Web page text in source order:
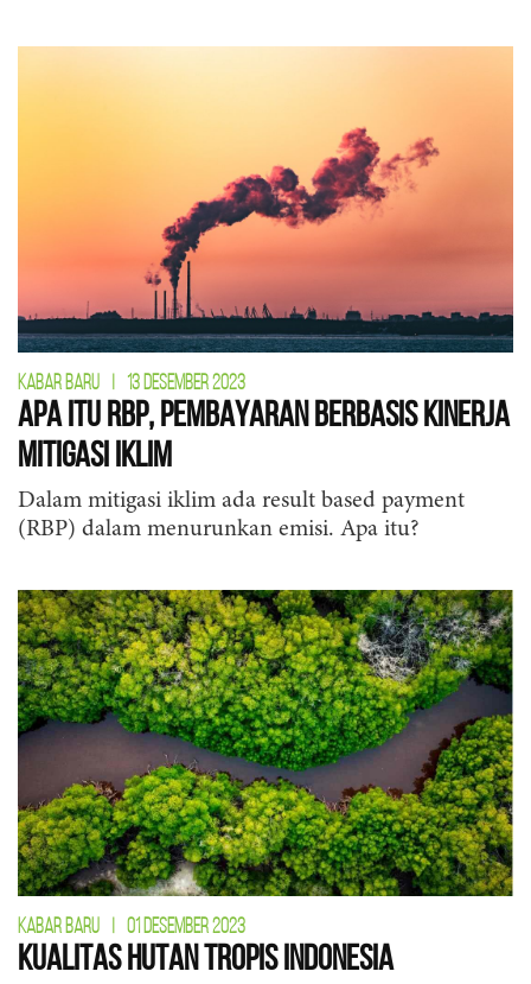
KABAR BARU 13 DESEMBER 2023
Apa Itu RBP, Pembayaran Berbasis Kinerja
Mitigasi Iklim
Dalam mitigasi iklim ada result based payment
(RBP) dalam menurunkan emisi. Apa itu?
KABAR BARU 01 DESEMBER 2023
Kualitas Hutan Tropis Indonesia